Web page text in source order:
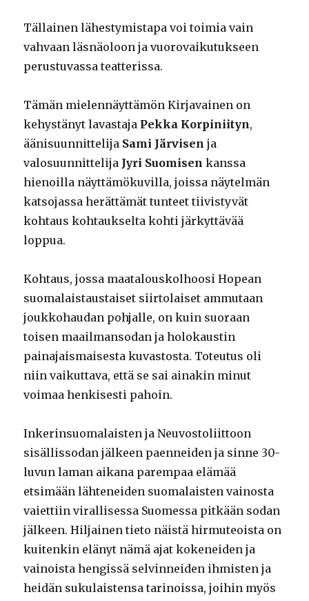
Tällainen lähestymistapa voi toimia vain
vahvaan läsnäoloon ja vuorovaikutukseen
perustuvassa teatterissa.
Tämän mielennäyttämön Kirjavainen on
kehystänyt lavastaja Pekka Korpiniityn,
äänisuunnittelija Sami Järvisen ja
valosuunnittelija Jyri Suomisen kanssa
hienoilla näyttämökuvilla, joissa näytelmän
katsojassa herättämät tunteet tiivistyvät
kohtaus kohtaukselta kohti järkyttävää
loppua.
Kohtaus, jossa maatalouskolhoosi Hopean
suomalaistaustaiset siirtolaiset ammutaan
joukkohaudan pohjalle, on kuin suoraan
toisen maailmansodan ja holokaustin
painajaismaisesta kuvastosta. Toteutus oli
niin vaikuttava, että se sai ainakin minut
voimaa henkisesti pahoin.
Inkerinsuomalaisten ja Neuvostoliittoon
sisällissodan jälkeen paenneiden ja sinne 30-
luvun laman aikana parempaa elämää
etsimään lähteneiden suomalaisten vainosta
vaiettiin virallisessa Suomessa pitkään sodan
jälkeen. Hiljainen tieto näistä hirmuteoista on
kuitenkin elänyt nämä ajat kokeneiden ja
vainoista hengissä selvinneiden ihmisten ja
heidän sukulaistensa tarinoissa, joihin myös